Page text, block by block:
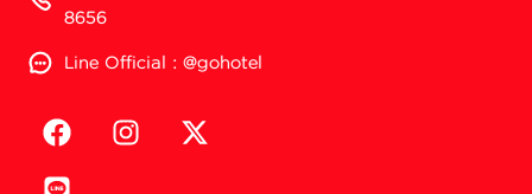
8656
Line Official : @gohotel